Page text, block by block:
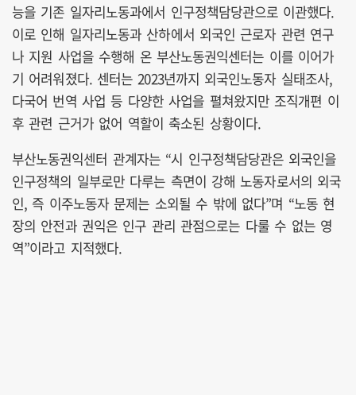
능을 기존 일자리노동과에서 인구정책담당관으로 이관했다.
이로 인해 일자리노동과 산하에서 외국인 근로자 관련 연구
나 지원 사업을 수행해 온 부산노동권익센터는 이를 이어가
기 어려워졌다. 센터는 2023년까지 외국인노동자 실태조사,
다국어 번역 사업 등 다양한 사업을 펼쳐왔지만 조직개편 이
후 관련 근거가 없어 역할이 축소된 상황이다.
부산노동권익센터 관계자는 “시 인구정책담당관은 외국인을
인구정책의 일부로만 다루는 측면이 강해 노동자로서의 외국
인, 즉 이주노동자 문제는 소외될 수 밖에 없다”며 “노동 현
장의 안전과 권익은 인구 관리 관점으로는 다룰 수 없는 영
역”이라고 지적했다.